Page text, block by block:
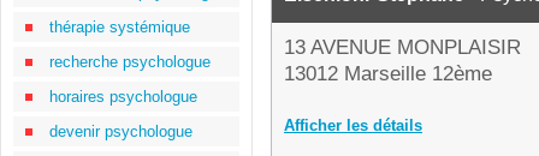
thérapie systémique
recherche psychologue
horaires psychologue
devenir psychologue
13 AVENUE MONPLAISIR
13012 Marseille 12ème
Afficher les détails